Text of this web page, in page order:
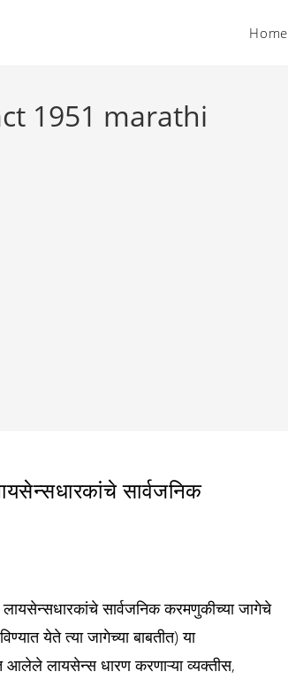
Home
1951 marathi
सार्वजनिक
सार्वजनिक करमणुकीच्या जागेचे
येते त्या जागेच्या बाबतीत) या
आलेले लायसेन्स धारण करणाऱ्या व्यक्तीस,